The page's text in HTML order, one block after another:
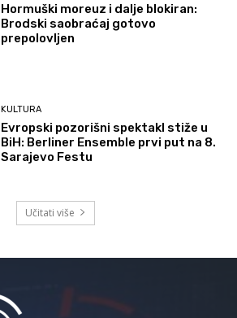
Hormuški moreuz i dalje blokiran:
Brodski saobraćaj gotovo
prepolovljen
KULTURA
Evropski pozorišni spektakl stiže u
BiH: Berliner Ensemble prvi put na 8.
Sarajevo Festu
Učitati više